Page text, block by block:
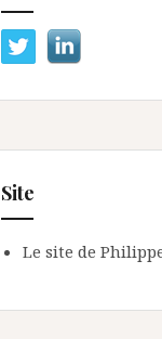
Site
Le site de